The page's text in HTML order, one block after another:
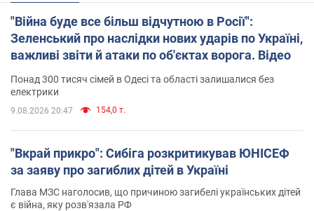
"Війна буде все більш відчутною в Росії":
Зеленський про наслідки нових ударів по Україні,
важливі звіти й атаки по об'єктах ворога. Відео
Понад 300 тисяч сімей в Одесі та області залишалися без
електрики
9.08.2026 20:47 154,0 т.
"Вкрай прикро": Сибіга розкритикував ЮНІСЕФ
за заяву про загиблих дітей в Україні
Глава МЗС наголосив, що причиною загибелі українських дітей
є війна, яку розв'язала РФ